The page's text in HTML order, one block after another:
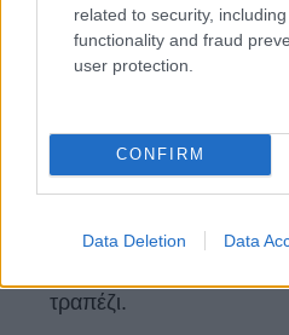
related to security,
functionality and fraud
user protection.
CONFIRM
Data Deletion Data
Για αλλαντικά θα πάτε
του Φάνη(Ευριπίδου
όπως σουτζούκι,
καβουρμά, καπνιστό
πολλά, για να
τραπέζι.